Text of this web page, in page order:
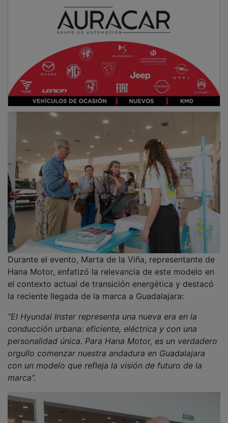
Durante el evento, Marta de la Viña, representante de
Hana Motor, enfatizó la relevancia de este modelo en
el contexto actual de transición energética y destacó
la reciente llegada de la marca a Guadalajara:
“El Hyundai Inster representa una nueva era en la
conducción urbana: eficiente, eléctrica y con una
personalidad única. Para Hana Motor, es un verdadero
orgullo comenzar nuestra andadura en Guadalajara
con un modelo que refleja la visión de futuro de la
marca”.